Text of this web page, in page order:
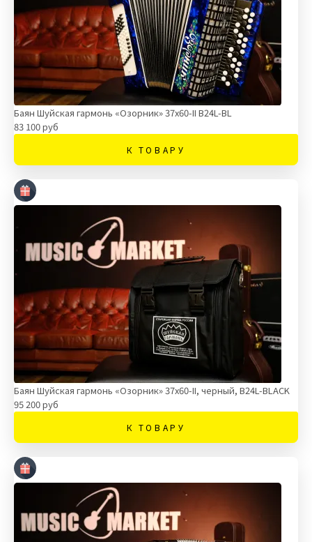
Баян Шуйская гармонь «Озорник» 37х60-II В24L-BL
83 100 руб
К ТОВАРУ
Баян Шуйская гармонь «Озорник» 37х60-II, черный, В24L-BLACK
95 200 руб
К ТОВАРУ